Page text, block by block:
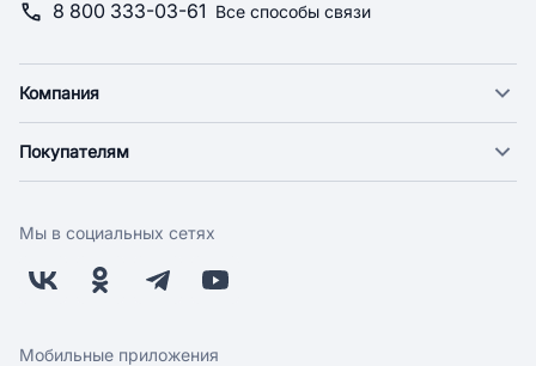
8 800 333-03-61 Все способы связи
Компания
Новости
Поставщикам
Заводчикам
Обратная связь
Покупателям
Оплата
Бонусная программа
Скидки и акции
Мы в социальных сетях
Мобильные приложения